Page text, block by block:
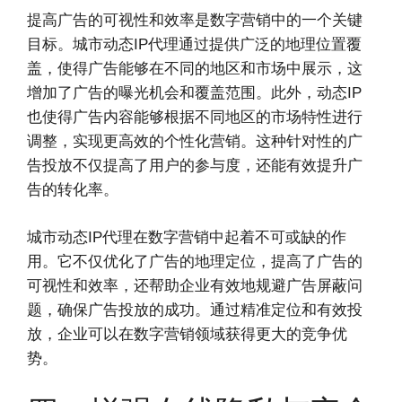
提高广告的可视性和效率是数字营销中的一个关键
目标。城市动态IP代理通过提供广泛的地理位置覆
盖，使得广告能够在不同的地区和市场中展示，这
增加了广告的曝光机会和覆盖范围。此外，动态IP
也使得广告内容能够根据不同地区的市场特性进行
调整，实现更高效的个性化营销。这种针对性的广
告投放不仅提高了用户的参与度，还能有效提升广
告的转化率。
城市动态IP代理在数字营销中起着不可或缺的作
用。它不仅优化了广告的地理定位，提高了广告的
可视性和效率，还帮助企业有效地规避广告屏蔽问
题，确保广告投放的成功。通过精准定位和有效投
放，企业可以在数字营销领域获得更大的竞争优
势。